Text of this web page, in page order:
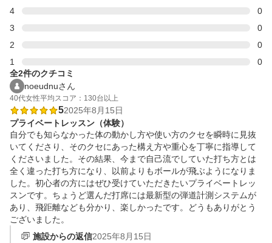
4
0
3
0
2
0
1
0
全2件のクチコミ
noeudnuさん
40代女性平均スコア：130台以上
52025年8月15日
プライベートレッスン（体験）
自分でも知らなかった体の動かし方や使い方のクセを瞬時に見抜
いてくださり、そのクセにあった構え方や重心を丁寧に指導して
くださいました。その結果、今まで自己流でしていた打ち方とは
全く違った打ち方になり、以前よりもボールが飛ぶようになりま
した。初心者の方にはぜひ受けていただきたいプライベートレッ
スンです。ちょうど選んだ打席には最新型の弾道計測システムが
あり、飛距離なども分かり、楽しかったです。どうもありがとう
ございました。
施設からの返信2025年8月15日